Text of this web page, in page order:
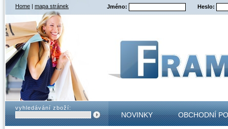
Home | mapa stránek Jméno: Heslo:
vyhledávání zboží:
NOVINKY OBCHODNÍ